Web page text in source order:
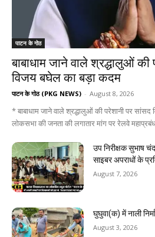
पाटन के गोठ
बाबाधाम जाने वाले श्रद्धालुओं की
विजय बघेल का बड़ा कदम
पाटन के गोठ (PKG NEWS) - August 8, 2026
* बाबाधाम जाने वाले श्रद्धालुओं की परेशानी पर
लोकसभा की जनता की लगातार मांग पर रेलवे
उप निरीक्षक सुभाष
साइबर अपराधों के
August 7, 2026
घुघुवा(क) में नाली
August 3, 2026